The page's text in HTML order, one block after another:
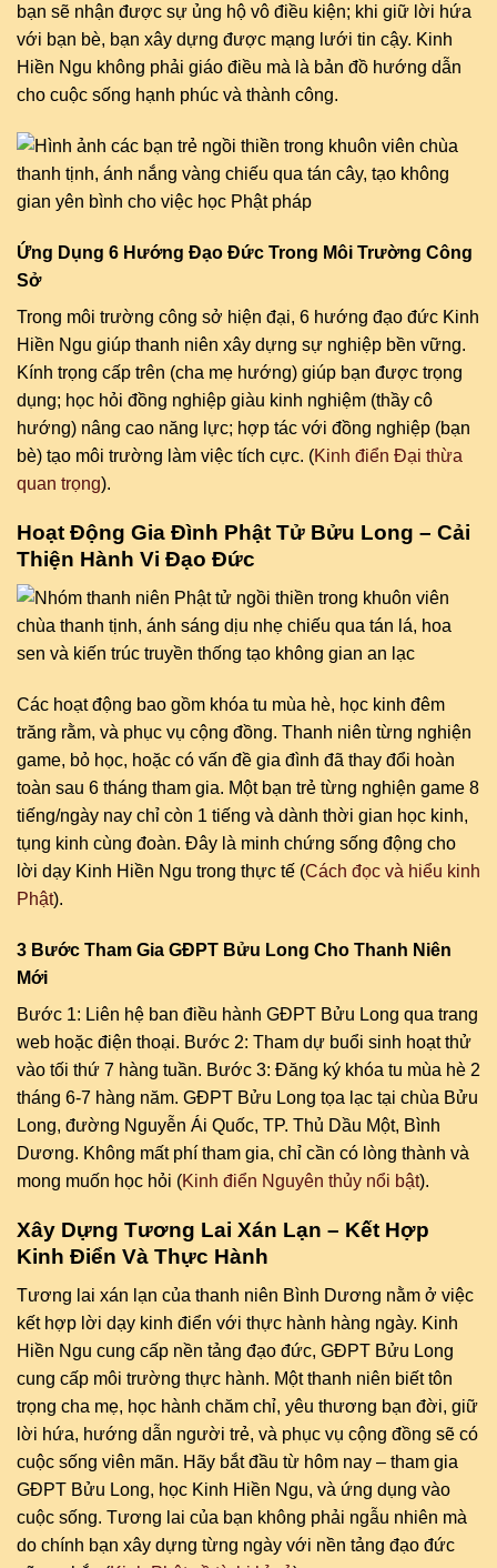
bạn sẽ nhận được sự ủng hộ vô điều kiện; khi giữ lời hứa
với bạn bè, bạn xây dựng được mạng lưới tin cậy. Kinh
Hiền Ngu không phải giáo điều mà là bản đồ hướng dẫn
cho cuộc sống hạnh phúc và thành công.
Ứng Dụng 6 Hướng Đạo Đức Trong Môi Trường Công
Sở
Trong môi trường công sở hiện đại, 6 hướng đạo đức Kinh
Hiền Ngu giúp thanh niên xây dựng sự nghiệp bền vững.
Kính trọng cấp trên (cha mẹ hướng) giúp bạn được trọng
dụng; học hỏi đồng nghiệp giàu kinh nghiệm (thầy cô
hướng) nâng cao năng lực; hợp tác với đồng nghiệp (bạn
bè) tạo môi trường làm việc tích cực. (Kinh điển Đại thừa
quan trọng).
Hoạt Động Gia Đình Phật Tử Bửu Long – Cải
Thiện Hành Vi Đạo Đức
Các hoạt động bao gồm khóa tu mùa hè, học kinh đêm
trăng rằm, và phục vụ cộng đồng. Thanh niên từng nghiện
game, bỏ học, hoặc có vấn đề gia đình đã thay đổi hoàn
toàn sau 6 tháng tham gia. Một bạn trẻ từng nghiện game 8
tiếng/ngày nay chỉ còn 1 tiếng và dành thời gian học kinh,
tụng kinh cùng đoàn. Đây là minh chứng sống động cho
lời dạy Kinh Hiền Ngu trong thực tế (Cách đọc và hiểu kinh
Phật).
3 Bước Tham Gia GĐPT Bửu Long Cho Thanh Niên
Mới
Bước 1: Liên hệ ban điều hành GĐPT Bửu Long qua trang
web hoặc điện thoại. Bước 2: Tham dự buổi sinh hoạt thử
vào tối thứ 7 hàng tuần. Bước 3: Đăng ký khóa tu mùa hè 2
tháng 6-7 hàng năm. GĐPT Bửu Long tọa lạc tại chùa Bửu
Long, đường Nguyễn Ái Quốc, TP. Thủ Dầu Một, Bình
Dương. Không mất phí tham gia, chỉ cần có lòng thành và
mong muốn học hỏi (Kinh điển Nguyên thủy nổi bật).
Xây Dựng Tương Lai Xán Lạn – Kết Hợp
Kinh Điển Và Thực Hành
Tương lai xán lạn của thanh niên Bình Dương nằm ở việc
kết hợp lời dạy kinh điển với thực hành hàng ngày. Kinh
Hiền Ngu cung cấp nền tảng đạo đức, GĐPT Bửu Long
cung cấp môi trường thực hành. Một thanh niên biết tôn
trọng cha mẹ, học hành chăm chỉ, yêu thương bạn đời, giữ
lời hứa, hướng dẫn người trẻ, và phục vụ cộng đồng sẽ có
cuộc sống viên mãn. Hãy bắt đầu từ hôm nay – tham gia
GĐPT Bửu Long, học Kinh Hiền Ngu, và ứng dụng vào
cuộc sống. Tương lai của bạn không phải ngẫu nhiên mà
do chính bạn xây dựng từng ngày với nền tảng đạo đức